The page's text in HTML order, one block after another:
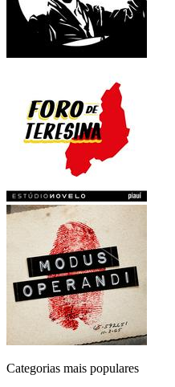
Categorias mais populares